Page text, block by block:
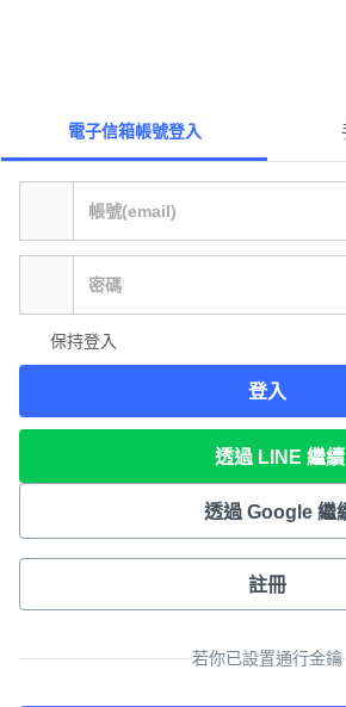
電子信箱帳號登入
保持登入
登入
透過 LINE 繼續
透過 Google 繼
註冊
若你已設置通行金鑰